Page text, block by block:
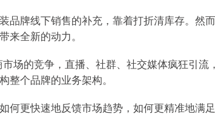
品牌线下销售的补充，靠着打折清库存。
来全新的动力。
场的竞争，直播、社群、社交媒体疯狂引
整个品牌的业务架构。
何更快速地反馈市场趋势，如何更精准地满